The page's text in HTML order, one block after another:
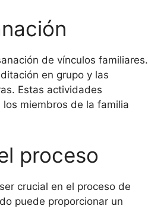
de vínculos familiares.
en grupo y las
Estas actividades
miembros de la familia
proceso
crucial en el proceso de
puede proporcionar un